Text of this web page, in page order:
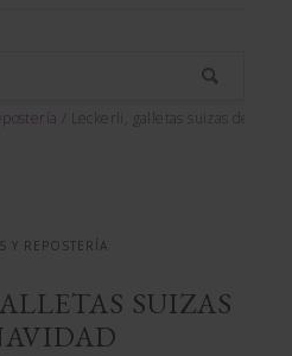
Leckerli, galletas suizas de
Y REPOSTERÍA
SUIZAS